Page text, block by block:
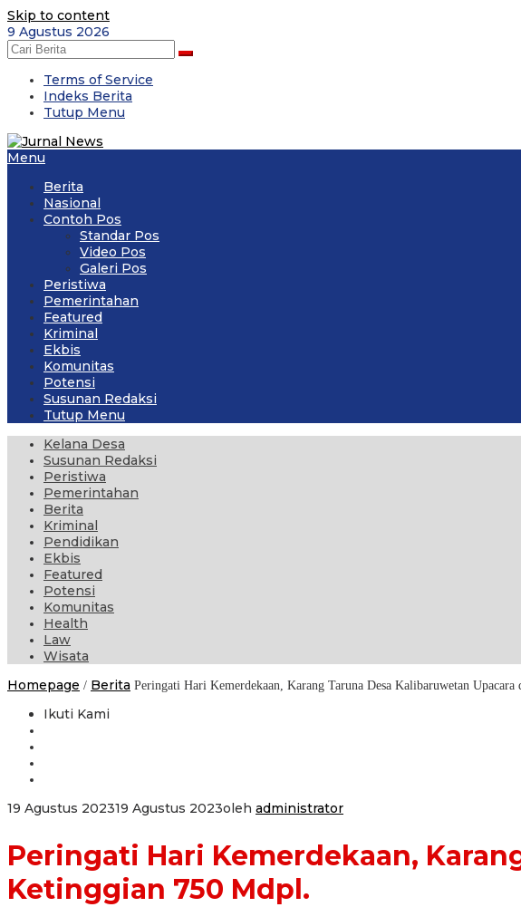
Skip to content
9 Agustus 2026
Terms of Service
Indeks Berita
Tutup Menu
Menu
Berita
Nasional
Contoh Pos
Standar Pos
Video Pos
Galeri Pos
Peristiwa
Pemerintahan
Featured
Kriminal
Ekbis
Komunitas
Potensi
Susunan Redaksi
Tutup Menu
Kelana Desa
Susunan Redaksi
Peristiwa
Pemerintahan
Berita
Kriminal
Pendidikan
Ekbis
Featured
Potensi
Komunitas
Health
Law
Wisata
Homepage / Berita Peringati Hari Kemerdekaan, Karang Taruna Desa Kalibaruwetan
Ikuti Kami
19 Agustus 202319 Agustus 2023oleh administrator
Peringati Hari Kemerdekaan,
Ketinggian 750 Mdpl.